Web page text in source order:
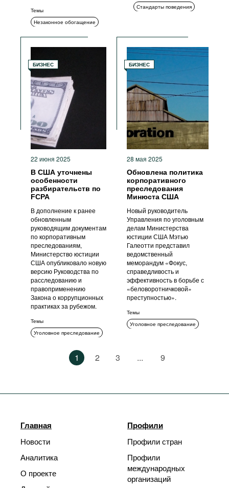
Темы
Незаконное обогащение
Комплаенс
Коррупция в сфере
государственных закупок
Подкуп ИДЛ
Меры ответственности
Уголовное преследование
Стандарты поведения
БИЗНЕС
22 июня 2025
В США уточнены
особенности
разбирательств по
FCPA
В дополнение к ранее
обновленным
руководящим документам
по корпоративным
преследованиям,
Министерство юстиции
США опубликовало новую
версию Руководства по
расследованию и
правоприменению
Закона о коррупционных
практиках за рубежом.
Темы
Уголовное преследование
БИЗНЕС
28 мая 2025
Обновлена политика
корпоративного
преследования
Минюста США
Новый руководитель
Управления по уголовным
делам Министерства
юстиции США Мэтью
Галеотти представил
ведомственный
меморандум «Фокус,
справедливость и
эффективность в борьбе с
«беловоротничковой»
преступностью».
Темы
Уголовное преследование
1 2 3 ... 9
Главная
Новости
Аналитика
О проекте
Профили
Профили стран
Профили
международных
организаций